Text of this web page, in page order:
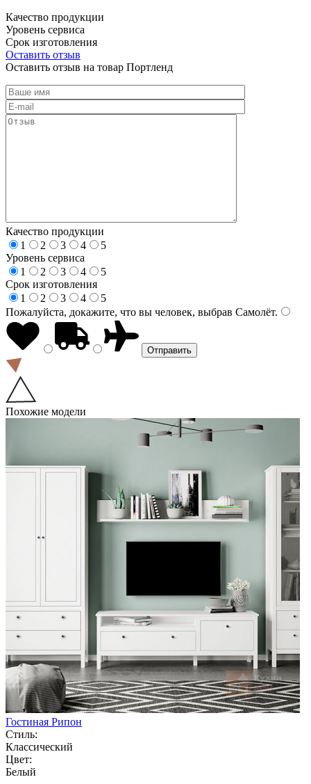
Качество продукции
Уровень сервиса
Срок изготовления
Оставить отзыв
Оставить отзыв на товар Портленд
Качество продукции
1
2 3 4
5
Уровень сервиса
1
2 3 4
5
Срок изготовления
1
2 3 4
5
Пожалуйста, докажите, что вы человек, выбрав Самолёт.
Похожие модели
Гостиная Рипон
Стиль:
Классический
Цвет:
Белый